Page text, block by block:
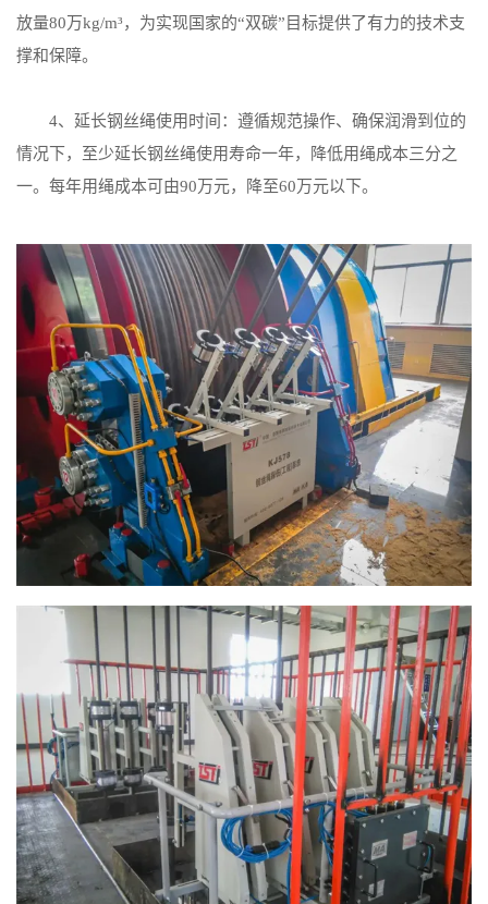
放量80万kg/m³，为实现国家的“双碳”目标提供了有力的技术支
撑和保障。
4、延长钢丝绳使用时间：遵循规范操作、确保润滑到位的
情况下，至少延长钢丝绳使用寿命一年，降低用绳成本三分之
一。每年用绳成本可由90万元，降至60万元以下。